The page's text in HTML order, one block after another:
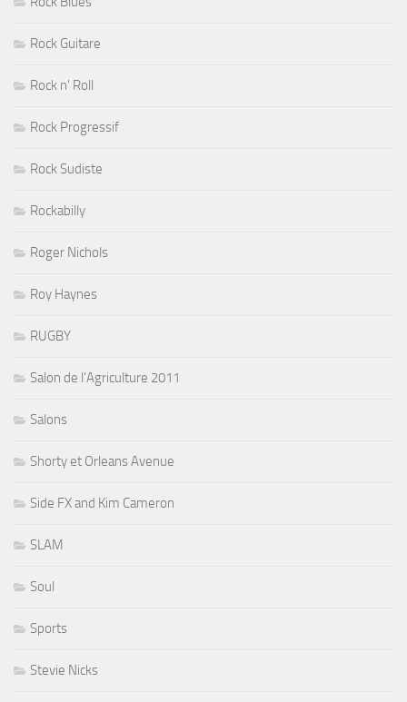
Rock Guitare
Rock n' Roll
Rock Progressif
Rock Sudiste
Rockabilly
Roger Nichols
Roy Haynes
RUGBY
Salon de l'Agriculture 2011
Salons
Shorty et Orleans Avenue
Side FX and Kim Cameron
SLAM
Soul
Sports
Stevie Nicks